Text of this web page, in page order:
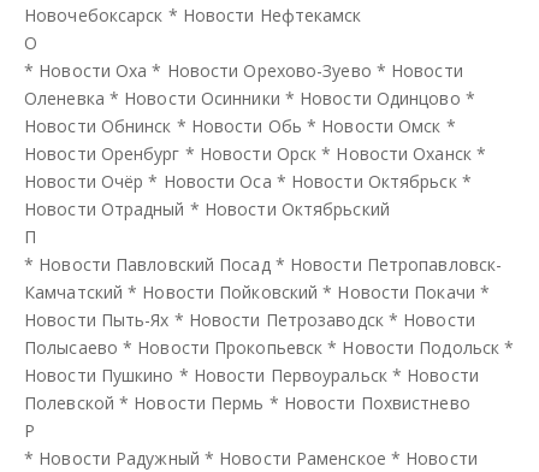
Новочебоксарск * Новости Нефтекамск
О
* Новости Оха * Новости Орехово-Зуево * Новости
Оленевка * Новости Осинники * Новости Одинцово *
Новости Обнинск * Новости Обь * Новости Омск *
Новости Оренбург * Новости Орск * Новости Оханск*
Новости Очёр * Новости Оса * Новости Октябрьск*
Новости Отрадный * Новости Октябрьский
П
* Новости Павловский Посад* Новости Петропавловск-
Камчатский * Новости Пойковский * Новости Покачи *
Новости Пыть-Ях * Новости Петрозаводск* Новости
Полысаево * Новости Прокопьевск * Новости Подольск *
Новости Пушкино * Новости Первоуральск* Новости
Полевской * Новости Пермь * Новости Похвистнево
Р
* Новости Радужный * Новости Раменское * Новости